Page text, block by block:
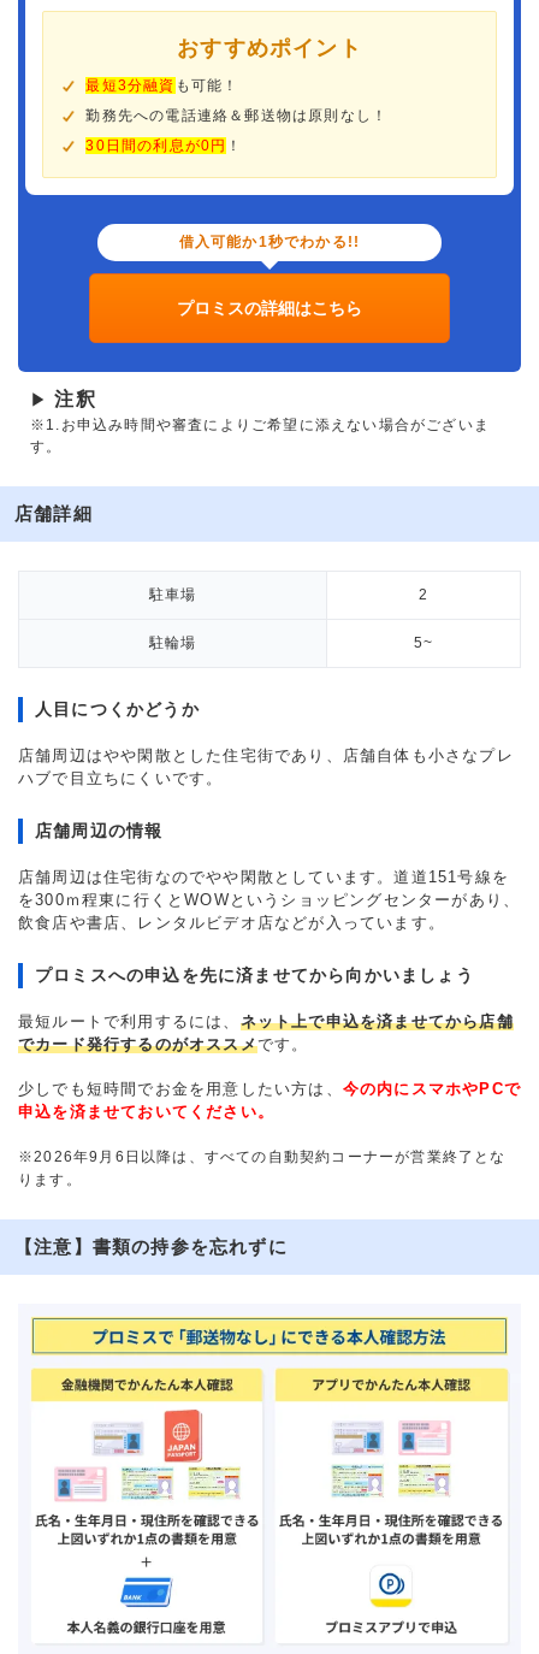
おすすめポイント
最短3分融資 も可能！
勤務先への電話連絡＆郵送物は原則なし！
30日間の利息が0円 ！
借入可能か1秒でわかる!!
プロミスの詳細はこちら
▶ 注釈
※1.お申込み時間や審査によりご希望に添えない場合がございま
す。
店舗詳細
駐車場 2
駐輪場 5~
人目につくかどうか
店舗周辺はやや閑散とした住宅街であり、店舗自体も小さなプレ
ハブで目立ちにくいです。
店舗周辺の情報
店舗周辺は住宅街なのでやや閑散としています。道道151号線を
を300ｍ程東に行くとWOWというショッピングセンターがあり、
飲食店や書店、レンタルビデオ店などが入っています。
プロミスへの申込を先に済ませてから向かいましょう
最短ルートで利用するには、 ネット上で申込を済ませてから店舗
でカード発行するのがオススメです。
少しでも短時間でお金を用意したい方は、 今の内にスマホやPCで
申込を済ませておいてください。
※2026年9月6日以降は、すべての自動契約コーナーが営業終了とな
ります。
【注意】書類の持参を忘れずに